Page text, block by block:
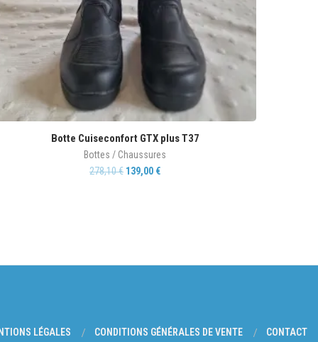
Botte Cuiseconfort GTX plus T37
Bottes / Chaussures
278,10€ 139,00 €
LÉGALES CONDITIONS GÉNÉRALES DE VENTE CONTACT